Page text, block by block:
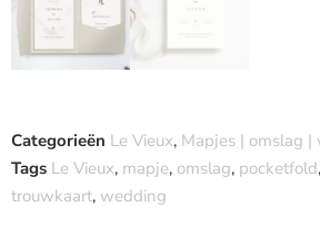
Categorieën Le Vieux, Mapjes | omslag |
Tags Le Vieux, mapje, omslag, pocketfold,
trouwkaart, wedding